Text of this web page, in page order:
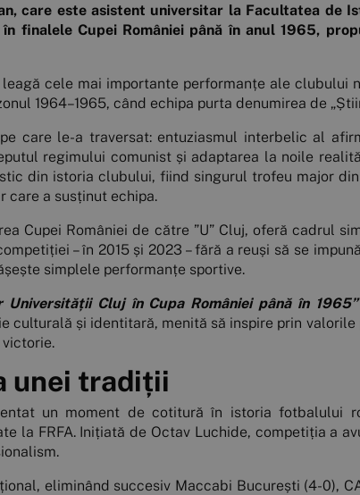
care este asistent universitar la Facultatea de
finalele Cupei României până în anul 1965,
cele mai importante performanțe ale clubului
1964–1965, când echipa purta denumirea de
care le-a traversat: entuziasmul interbelic al
regimului comunist și adaptarea la noile
din istoria clubului, fiind singurul trofeu major
care a susținut echipa.
Cupei României de către ”U” Cluj, oferă cadrul
– în 2015 și 2023 – fără a reuși să se
simplele performanțe sportive.
Cluj în Cupa României până în 1965”
culturală și identitară, menită să inspire prin
unei tradiții
un moment de cotitură în istoria fotbalului
la FRFA. Inițiată de Octav Luchide, competiția a
eliminând succesiv Maccabi București (4-0),